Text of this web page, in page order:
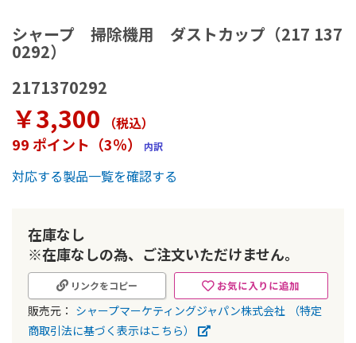
シャープ 掃除機用 ダストカップ（217 137
0292）
2171370292
￥3,300 （税込）
99 ポイント（3％） 内訳
対応する製品一覧を確認する
在庫なし
※在庫なしの為、ご注文いただけません。
お気に入りに追加
リンクをコピー
販売元： シャープマーケティングジャパン株式会社
（特定
商取引法に基づく表示はこちら）
メ
ー
ジ
ャ
リ
ー
の
最
初
動